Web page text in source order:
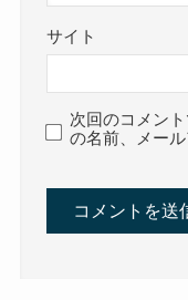
サイト
次回のコメン
の名前、メー